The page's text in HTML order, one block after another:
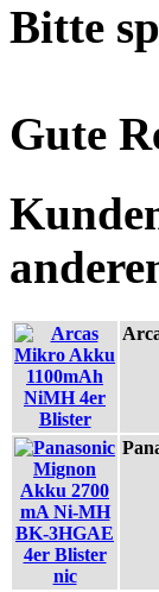
Bitte
Gute